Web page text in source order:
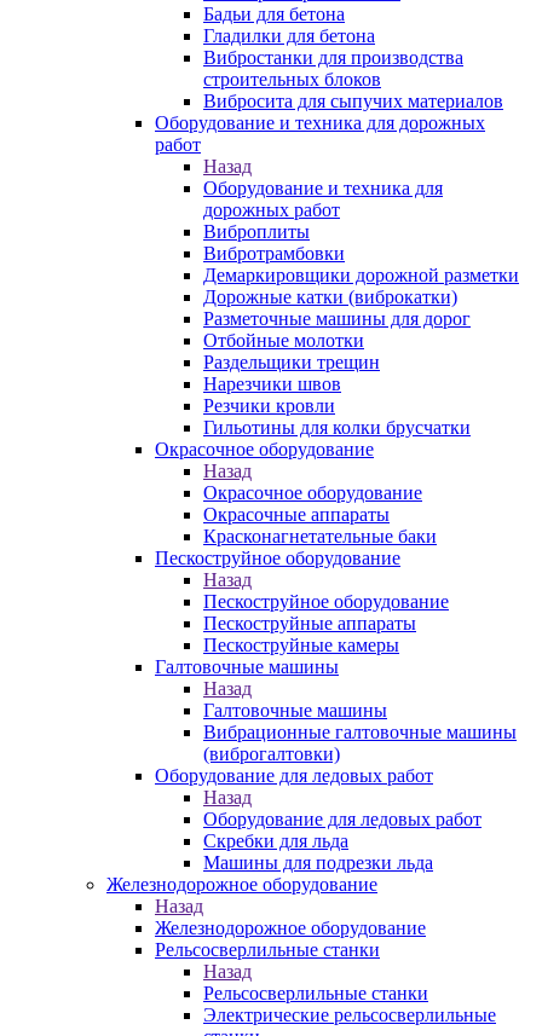
Бадьи для бетона
Гладилки для бетона
Вибростанки для производства
строительных блоков
Вибросита для сыпучих материалов
Оборудование и техника для дорожных
работ
Назад
Оборудование и техника для
дорожных работ
Виброплиты
Вибротрамбовки
Демаркировщики дорожной разметки
Дорожные катки (виброкатки)
Разметочные машины для дорог
Отбойные молотки
Раздельщики трещин
Нарезчики швов
Резчики кровли
Гильотины для колки брусчатки
Окрасочное оборудование
Назад
Окрасочное оборудование
Окрасочные аппараты
Красконагнетательные баки
Пескоструйное оборудование
Назад
Пескоструйное оборудование
Пескоструйные аппараты
Пескоструйные камеры
Галтовочные машины
Назад
Галтовочные машины
Вибрационные галтовочные машины
(виброгалтовки)
Оборудование для ледовых работ
Назад
Оборудование для ледовых работ
Скребки для льда
Машины для подрезки льда
Железнодорожное оборудование
Назад
Железнодорожное оборудование
Рельсосверлильные станки
Назад
Рельсосверлильные станки
Электрические рельсосверлильные